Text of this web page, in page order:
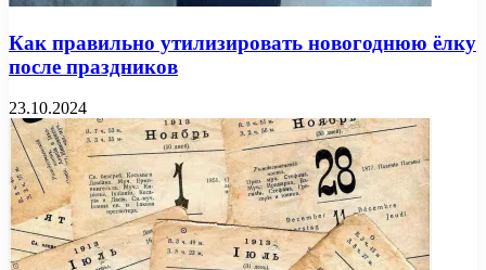
Как правильно утилизировать новогоднюю ёлку
после праздников
23.10.2024